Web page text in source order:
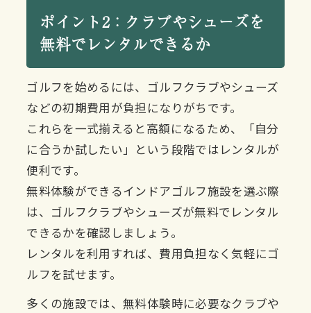
ポイント2：クラブやシューズを
無料でレンタルできるか
ゴルフを始めるには、ゴルフクラブやシューズ
などの初期費用が負担になりがちです。
これらを一式揃えると高額になるため、「自分
に合うか試したい」という段階ではレンタルが
便利です。
無料体験ができるインドアゴルフ施設を選ぶ際
は、ゴルフクラブやシューズが無料でレンタル
できるかを確認しましょう。
レンタルを利用すれば、費用負担なく気軽にゴ
ルフを試せます。
多くの施設では、無料体験時に必要なクラブや